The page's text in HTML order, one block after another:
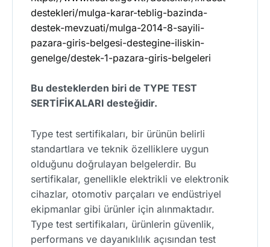
destekleri/mulga-karar-teblig-bazinda-
destek-mevzuati/mulga-2014-8-sayili-
pazara-giris-belgesi-destegine-iliskin-
genelge/destek-1-pazara-giris-belgeleri
Bu desteklerden biri de TYPE TEST
SERTİFİKALARI desteğidir.
Type test sertifikaları, bir ürünün belirli
standartlara ve teknik özelliklere uygun
olduğunu doğrulayan belgelerdir. Bu
sertifikalar, genellikle elektrikli ve elektronik
cihazlar, otomotiv parçaları ve endüstriyel
ekipmanlar gibi ürünler için alınmaktadır.
Type test sertifikaları, ürünlerin güvenlik,
performans ve dayanıklılık açısından test